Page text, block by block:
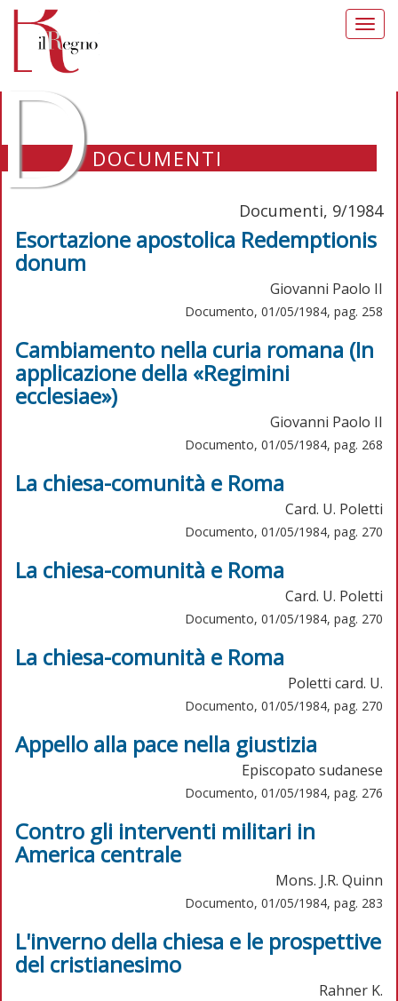
DOCUMENTI
Documenti, 9/1984
Esortazione apostolica Redemptionis
donum
Giovanni Paolo II
Documento, 01/05/1984, pag. 258
Cambiamento nella curia romana (In
applicazione della «Regimini
ecclesiae»)
Giovanni Paolo II
Documento, 01/05/1984, pag. 268
La chiesa-comunità e Roma
Card. U. Poletti
Documento, 01/05/1984, pag. 270
La chiesa-comunità e Roma
Card. U. Poletti
Documento, 01/05/1984, pag. 270
La chiesa-comunità e Roma
Poletti card. U.
Documento, 01/05/1984, pag. 270
Appello alla pace nella giustizia
Episcopato sudanese
Documento, 01/05/1984, pag. 276
Contro gli interventi militari in
America centrale
Mons. J.R. Quinn
Documento, 01/05/1984, pag. 283
L'inverno della chiesa e le prospettive
del cristianesimo
Rahner K.